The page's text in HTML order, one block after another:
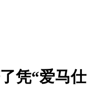
凭“爱马仕